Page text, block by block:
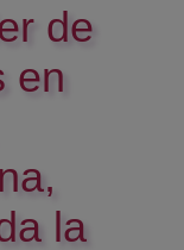
de
en
la